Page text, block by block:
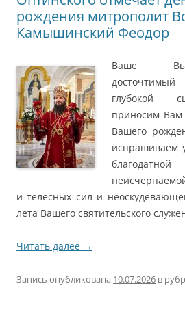
рождения митрополит
Камышинский Феодор
Ваше
глубокой
приносим Вам
Вашего
испрашиваем
и телесных сил и
лета Вашего святительского
Читать далее →
Запись опубликована 10.07.2026 в